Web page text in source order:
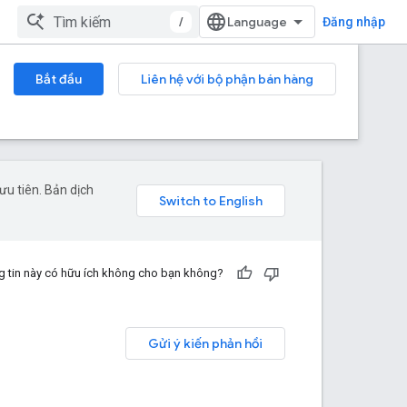
/ Đăng nhập
Bắt đầu Liên hệ với bộ phận bán hàng
tiên. Bản dịch
tin này có hữu ích không cho bạn không?
Gửi ý kiến phản hồi